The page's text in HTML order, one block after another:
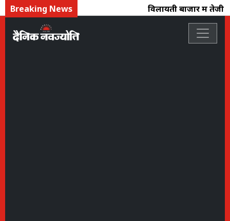
Breaking News विलायती बाजार में